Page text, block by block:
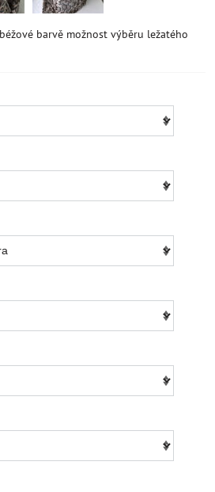
barvě možnost výběru ležatého